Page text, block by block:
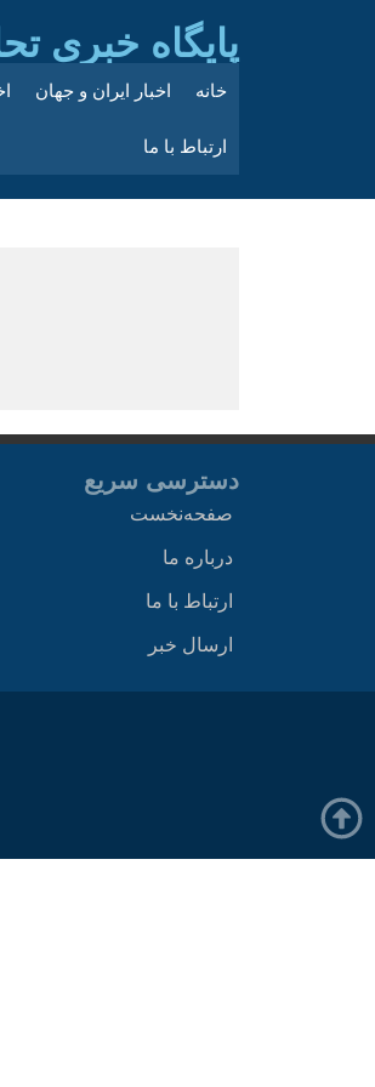
پایگاه خبری
خانه اخبار ایران و جهان
ارتباط با ما
دسترسی سریع
صفحه‌نخست
درباره ما
ارتباط با ما
ارسال خبر